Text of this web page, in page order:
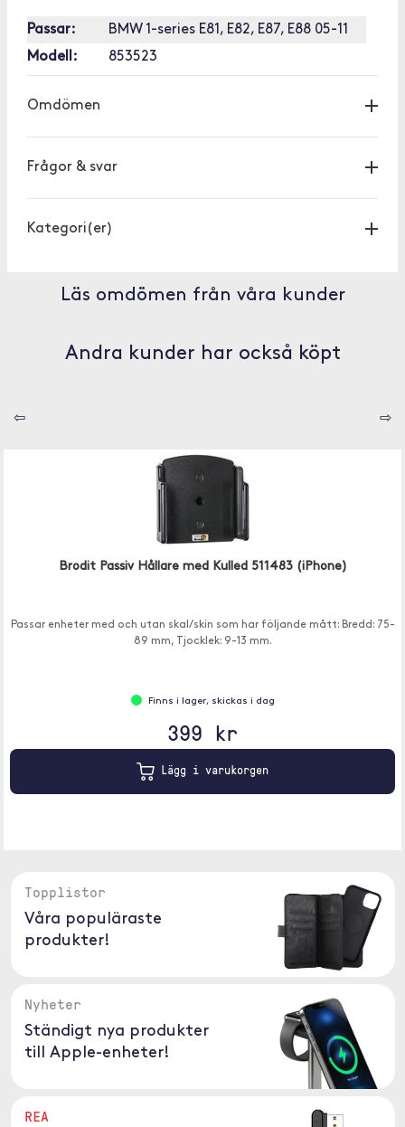
Passar:
BMW 1-series E81, E82, E87, E88 05-11
Modell:
853523
Omdömen
Frågor & svar
Kategori(er)
Läs omdömen från våra kunder
Andra kunder har också köpt
⇦ ⇨
Brodit Passiv Hållare med Kulled 511483 (iPhone)
Passar enheter med och utan skal/skin som har följande mått: Bredd: 75-
89 mm, Tjocklek: 9-13 mm.
Finns i lager, skickas i dag
399 kr
Lägg i varukorgen
Topplistor
Våra populäraste
produkter!
Nyheter
Ständigt nya produkter
till Apple-enheter!
REA